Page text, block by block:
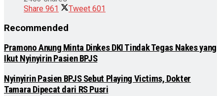
Share 961 Tweet 601
Recommended
Pramono Anung Minta Dinkes DKI Tindak Tegas Nakes yang
Ikut Nyinyirin Pasien BPJS
Nyinyirin Pasien BPJS Sebut Playing Victims, Dokter
Tamara Dipecat dari RS Pusri